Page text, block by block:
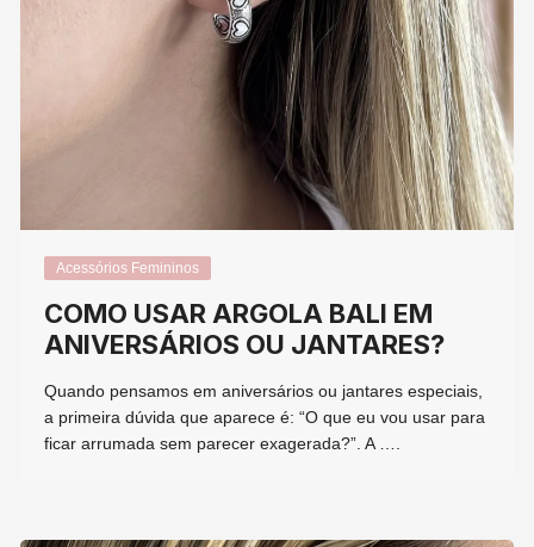
Acessórios Femininos
COMO USAR ARGOLA BALI EM
ANIVERSÁRIOS OU JANTARES?
Quando pensamos em aniversários ou jantares especiais,
a primeira dúvida que aparece é: “O que eu vou usar para
ficar arrumada sem parecer exagerada?”. A ….